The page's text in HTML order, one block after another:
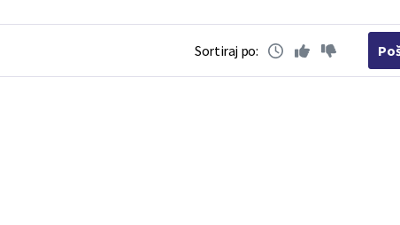
Sortiraj po: